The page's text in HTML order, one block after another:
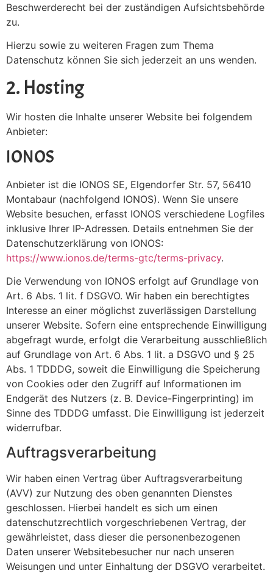
Beschwerderecht bei der zuständigen Aufsichtsbehörde
zu.
Hierzu sowie zu weiteren Fragen zum Thema
Datenschutz können Sie sich jederzeit an uns wenden.
2. Hosting
Wir hosten die Inhalte unserer Website bei folgendem
Anbieter:
IONOS
Anbieter ist die IONOS SE, Elgendorfer Str. 57, 56410
Montabaur (nachfolgend IONOS). Wenn Sie unsere
Website besuchen, erfasst IONOS verschiedene Logfiles
inklusive Ihrer IP-Adressen. Details entnehmen Sie der
Datenschutzerklärung von IONOS:
https://www.ionos.de/terms-gtc/terms-privacy.
Die Verwendung von IONOS erfolgt auf Grundlage von
Art. 6 Abs. 1 lit. f DSGVO. Wir haben ein berechtigtes
Interesse an einer möglichst zuverlässigen Darstellung
unserer Website. Sofern eine entsprechende Einwilligung
abgefragt wurde, erfolgt die Verarbeitung ausschließlich
auf Grundlage von Art. 6 Abs. 1 lit. a DSGVO und § 25
Abs. 1 TDDDG, soweit die Einwilligung die Speicherung
von Cookies oder den Zugriff auf Informationen im
Endgerät des Nutzers (z. B. Device-Fingerprinting) im
Sinne des TDDDG umfasst. Die Einwilligung ist jederzeit
widerrufbar.
Auftragsverarbeitung
Wir haben einen Vertrag über Auftragsverarbeitung
(AVV) zur Nutzung des oben genannten Dienstes
geschlossen. Hierbei handelt es sich um einen
datenschutzrechtlich vorgeschriebenen Vertrag, der
gewährleistet, dass dieser die personenbezogenen
Daten unserer Websitebesucher nur nach unseren
Weisungen und unter Einhaltung der DSGVO verarbeitet.